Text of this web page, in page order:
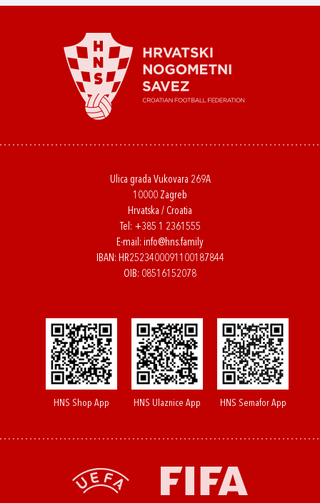
Ulica grada Vukovara 269A
10000 Zagreb
Hrvatska / Croatia
Tel: +385 1 2361555
E-mail: info@hns.family
IBAN: HR2523400091100187844
OIB: 08516152078
HNS Shop App HNS Ulaznice App HNS Semafor App